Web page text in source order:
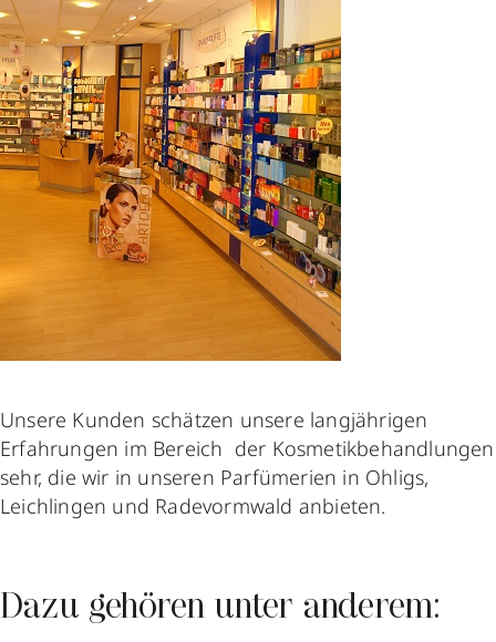
Unsere Kunden schätzen unsere langjährigen
Erfahrungen im Bereich der Kosmetikbehandlungen
sehr, die wir in unseren Parfümerien in Ohligs,
Leichlingen und Radevormwald anbieten.
Dazu gehören unter anderem: